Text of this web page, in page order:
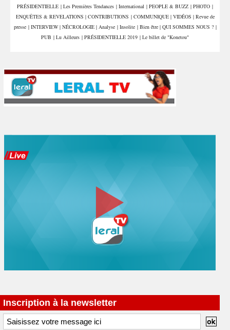
PRÉSIDENTIELLE | Les Premières Tendances | International | PEOPLE & BUZZ | PHOTO |
ENQUÊTES & REVELATIONS | CONTRIBUTIONS | COMMUNIQUE | VIDÉOS | Revue de
presse | INTERVIEW | NÉCROLOGIE | Analyse | Insolite | Bien être | QUI SOMMES NOUS ? |
PUB | Lu Ailleurs | PRÉSIDENTIELLE 2019 | Le billet de "Konetou"
Inscription à la newsletter